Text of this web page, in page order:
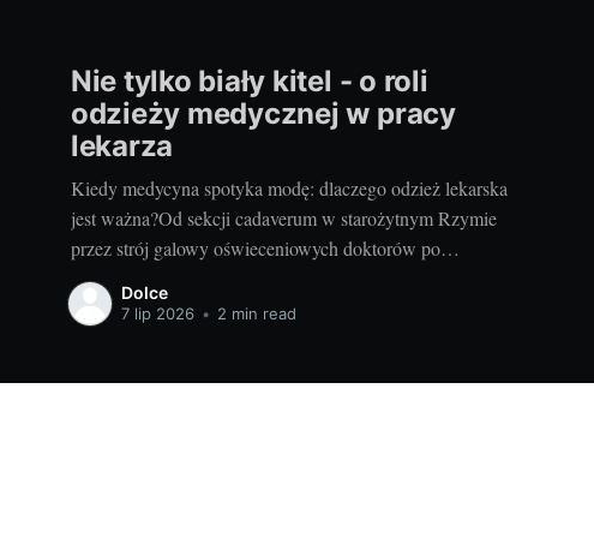
Nie tylko biały kitel - o roli
odzieży medycznej w pracy
lekarza
Kiedy medycyna spotyka modę: dlaczego odzież lekarska
jest ważna?Od sekcji cadaverum w starożytnym Rzymie
przez strój galowy oświeceniowych doktorów po
nowoczesne bluzy medyczne męskie - odzież medyczna
zawsze odgrywała ważną rolę nie tylko w pracy, ale
Dolce
7 lip 2026 • 2 min read